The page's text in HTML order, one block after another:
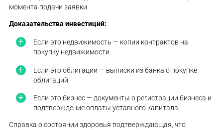
момента подачи заявки.
Доказательства инвестиций:
Если это недвижимость — копии контрактов на
покупку недвижимости.
Если это облигации — выписки из банка о покупке
облигаций.
Если это бизнес — документы о регистрации бизнеса и
подтверждение оплаты уставного капитала.
Справка о состоянии здоровья подтверждающая, что